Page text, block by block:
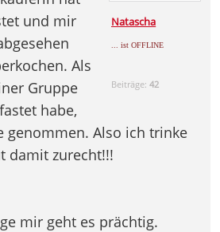
Natascha
... ist OFFLINE
Beiträge:42
und mir
Als
Gruppe
habe,
genommen. Also ich trinke
damit zurecht!!!
mir geht es prächtig.